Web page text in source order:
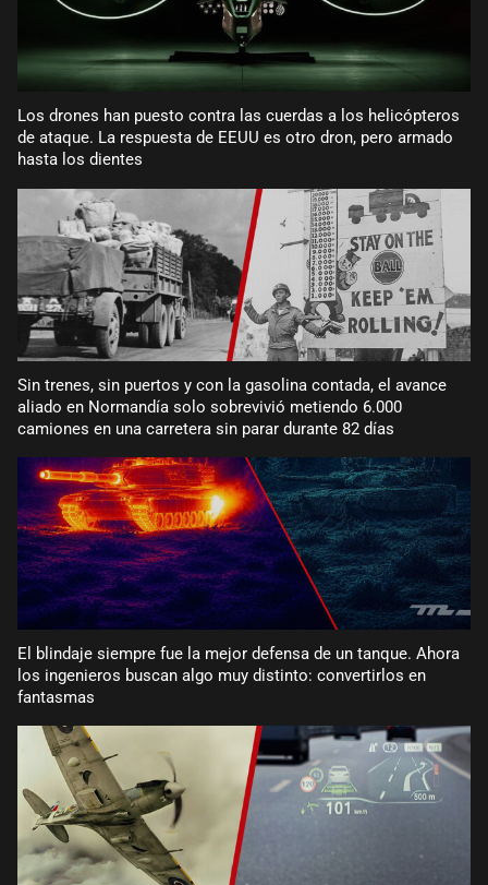
Los drones han puesto contra las cuerdas a los helicópteros
de ataque. La respuesta de EEUU es otro dron, pero armado
hasta los dientes
Sin trenes, sin puertos y con la gasolina contada, el avance
aliado en Normandía solo sobrevivió metiendo 6.000
camiones en una carretera sin parar durante 82 días
El blindaje siempre fue la mejor defensa de un tanque. Ahora
los ingenieros buscan algo muy distinto: convertirlos en
fantasmas